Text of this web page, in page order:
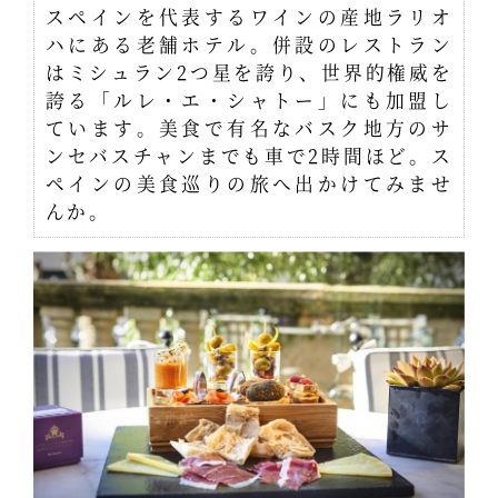
スペインを代表するワインの産地ラリオ
ハにある老舗ホテル。併設のレストラン
はミシュラン2つ星を誇り、世界的権威を
誇る「ルレ・エ・シャトー」にも加盟し
ています。美食で有名なバスク地方のサ
ンセバスチャンまでも車で2時間ほど。ス
ペインの美食巡りの旅へ出かけてみませ
んか。